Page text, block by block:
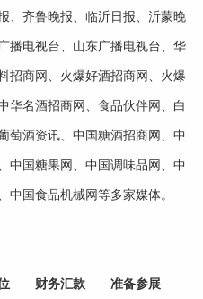
、齐鲁晚报、临沂日报、沂蒙晚
播电视台、山东广播电视台、华
招商网、火爆好酒招商网、火爆
华名酒招商网、食品伙伴网、白
萄酒资讯、中国糖酒招商网、中
中国糖果网、中国调味品网、中
中国食品机械网等多家媒体。
——财务汇款——准备参展——